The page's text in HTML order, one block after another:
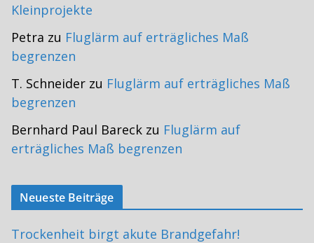
Kleinprojekte
Petra zu Fluglärm auf erträgliches Maß
begrenzen
T. Schneider zu Fluglärm auf erträgliches Maß
begrenzen
Bernhard Paul Bareck zu Fluglärm auf
erträgliches Maß begrenzen
Neueste Beiträge
Trockenheit birgt akute Brandgefahr!